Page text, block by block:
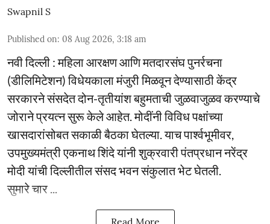
Swapnil S
Published on: 08 Aug 2026, 3:18 am
नवी दिल्ली : महिला आरक्षण आणि मतदारसंघ पुनर्रचना
(डीलिमिटेशन) विधेयकाला मंजुरी मिळवून देण्यासाठी केंद्र
सरकारने संसदेत दोन-तृतीयांश बहुमताची जुळवाजुळव करण्याचे
जोराने प्रयत्न सुरू केले आहेत. मोदींनी विविध पक्षांच्या
खासदारांसोबत सकाळी बैठका घेतल्या. याच पार्श्वभूमीवर,
उपमुख्यमंत्री एकनाथ शिंदे यांनी शुक्रवारी पंतप्रधान नरेंद्र
मोदी यांची दिल्लीतील संसद भवन संकुलात भेट घेतली.
सुमारे चार ...
Read More